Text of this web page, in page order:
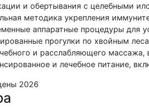
и обертывания с целебными
методика укрепления
аппаратные процедуры для
прогулки по хвойным
и расслабляющего
и лечебное питание,